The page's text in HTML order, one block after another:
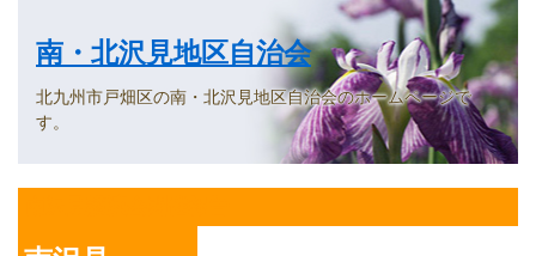
南・北沢見地区自治会
北九州市戸畑区の南・北沢見地区自治会のホームページで
す。